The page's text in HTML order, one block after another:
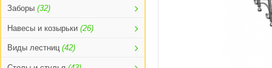
Заборы (32)
Навесы и козырьки (26)
Виды лестниц (42)